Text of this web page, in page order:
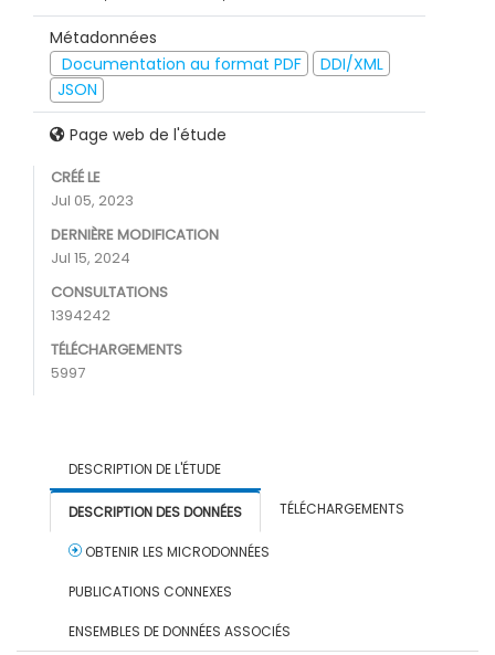
Métadonnées
Documentation au format PDF
DDI/XML
JSON
Page web de l'étude
CRÉÉ LE
Jul 05, 2023
DERNIÈRE MODIFICATION
Jul 15, 2024
CONSULTATIONS
1394242
TÉLÉCHARGEMENTS
5997
DESCRIPTION DE L'ÉTUDE
DESCRIPTION DES DONNÉES TÉLÉCHARGEMENTS
OBTENIR LES MICRODONNÉES
PUBLICATIONS CONNEXES
ENSEMBLES DE DONNÉES ASSOCIÉS